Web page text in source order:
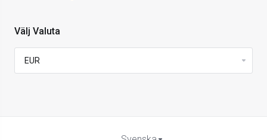
Välj Valuta